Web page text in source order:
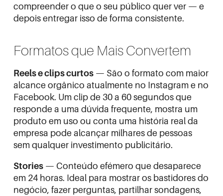
compreender o que o seu público quer ver — e
depois entregar isso de forma consistente.
Formatos que Mais Convertem
Reels e clips curtos — São o formato com maior
alcance orgânico atualmente no Instagram e no
Facebook. Um clip de 30 a 60 segundos que
responde a uma dúvida frequente, mostra um
produto em uso ou conta uma história real da
empresa pode alcançar milhares de pessoas
sem qualquer investimento publicitário.
Stories — Conteúdo efémero que desaparece
em 24 horas. Ideal para mostrar os bastidores do
negócio, fazer perguntas, partilhar sondagens,